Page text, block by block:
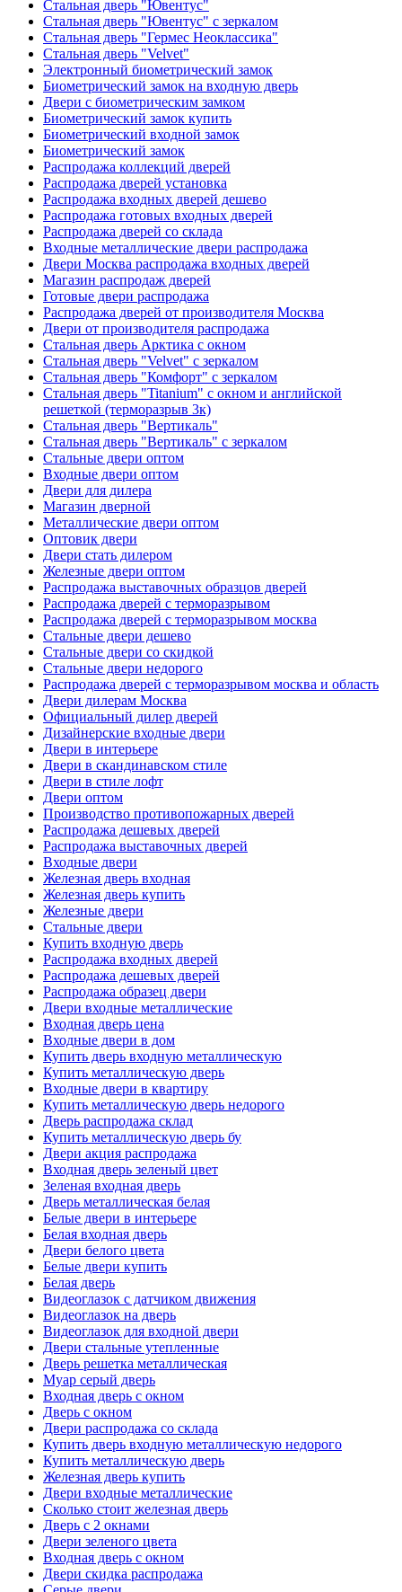
Стальная дверь "Ювентус"
Стальная дверь "Ювентус" с зеркалом
Стальная дверь "Гермес Неоклассика"
Стальная дверь "Velvet"
Электронный биометрический замок
Биометрический замок на входную дверь
Двери с биометрическим замком
Биометрический замок купить
Биометрический входной замок
Биометрический замок
Распродажа коллекций дверей
Распродажа дверей установка
Распродажа входных дверей дешево
Распродажа готовых входных дверей
Распродажа дверей со склада
Входные металлические двери распродажа
Двери Москва распродажа входных дверей
Магазин распродаж дверей
Готовые двери распродажа
Распродажа дверей от производителя Москва
Двери от производителя распродажа
Стальная дверь Арктика с окном
Стальная дверь "Velvet" с зеркалом
Стальная дверь "Комфорт" с зеркалом
Стальная дверь "Titanium" с окном и английской
решеткой (терморазрыв 3к)
Стальная дверь "Вертикаль"
Стальная дверь "Вертикаль" с зеркалом
Стальные двери оптом
Входные двери оптом
Двери для дилера
Магазин дверной
Металлические двери оптом
Оптовик двери
Двери стать дилером
Железные двери оптом
Распродажа выставочных образцов дверей
Распродажа дверей с терморазрывом
Распродажа дверей с терморазрывом москва
Стальные двери дешево
Стальные двери со скидкой
Стальные двери недорого
Распродажа дверей с терморазрывом москва и область
Двери дилерам Москва
Официальный дилер дверей
Дизайнерские входные двери
Двери в интерьере
Двери в скандинавском стиле
Двери в стиле лофт
Двери оптом
Производство противопожарных дверей
Распродажа дешевых дверей
Распродажа выставочных дверей
Входные двери
Железная дверь входная
Железная дверь купить
Железные двери
Стальные двери
Купить входную дверь
Распродажа входных дверей
Распродажа дешевых дверей
Распродажа образец двери
Двери входные металлические
Входная дверь цена
Входные двери в дом
Купить дверь входную металлическую
Купить металлическую дверь
Входные двери в квартиру
Купить металлическую дверь недорого
Дверь распродажа склад
Купить металлическую дверь бу
Двери акция распродажа
Входная дверь зеленый цвет
Зеленая входная дверь
Дверь металлическая белая
Белые двери в интерьере
Белая входная дверь
Двери белого цвета
Белые двери купить
Белая дверь
Видеоглазок с датчиком движения
Видеоглазок на дверь
Видеоглазок для входной двери
Двери стальные утепленные
Дверь решетка металлическая
Муар серый дверь
Входная дверь с окном
Дверь с окном
Двери распродажа со склада
Купить дверь входную металлическую недорого
Купить металлическую дверь
Железная дверь купить
Двери входные металлические
Сколько стоит железная дверь
Дверь с 2 окнами
Двери зеленого цвета
Входная дверь с окном
Двери скидка распродажа